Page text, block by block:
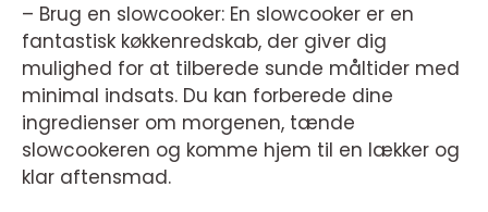
– Brug en slowcooker: En slowcooker er en
fantastisk køkkenredskab, der giver dig
mulighed for at tilberede sunde måltider med
minimal indsats. Du kan forberede dine
ingredienser om morgenen, tænde
slowcookeren og komme hjem til en lækker og
klar aftensmad.